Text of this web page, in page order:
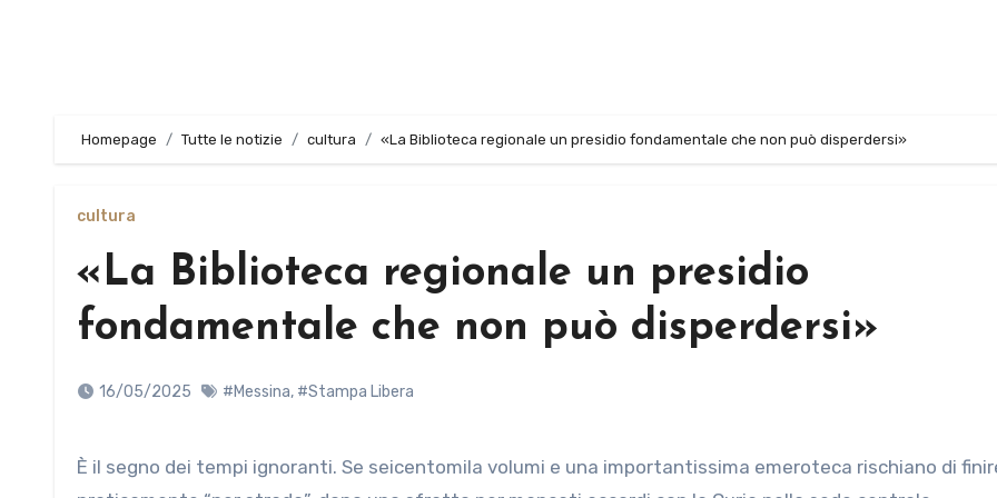
Homepage Tutte le notizie cultura «La Biblioteca regionale un presidio fondamentale che non può disperdersi»
cultura
«La Biblioteca regionale un presidio
fondamentale che non può disperdersi»
16/05/2025 #Messina, #Stampa Libera
È il segno dei tempi ignoranti. Se seicentomila volumi e una importantissima emeroteca rischiano di finire